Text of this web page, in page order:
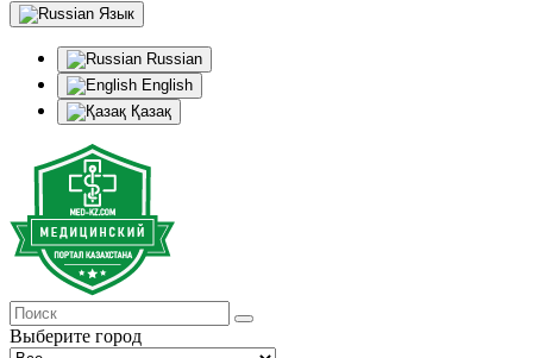
Язык
Russian
English
Қазақ
Выберите город